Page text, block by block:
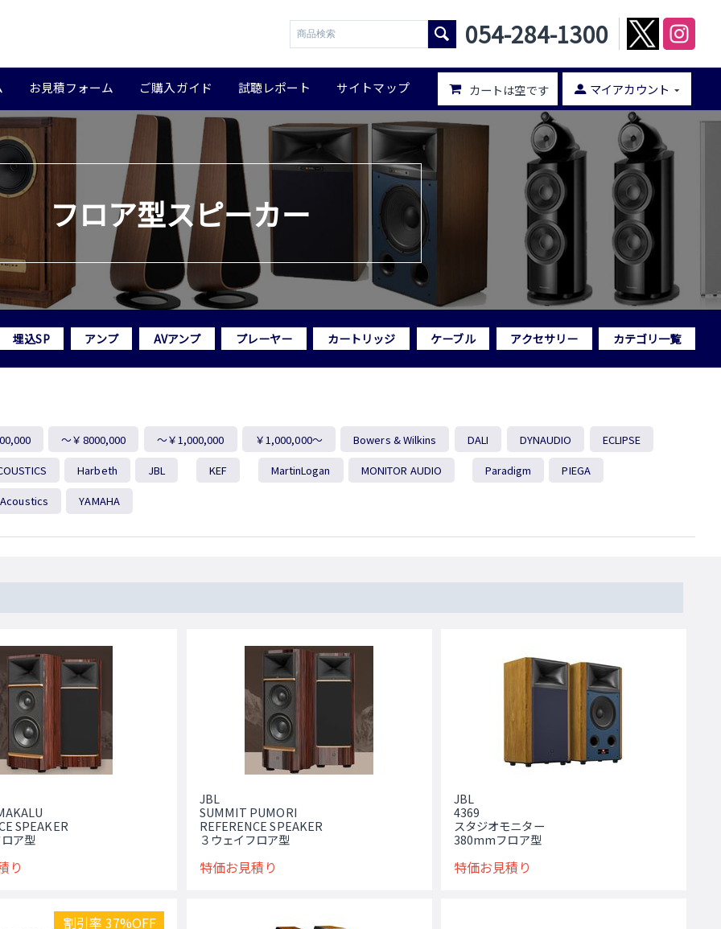
054-284-1300
お見積フォーム ご購入ガイド 試聴レポート サイトマップ カートは空です マイアカウント
フロア型スピーカー
埋込SP アンプ AVアンプ プレーヤー カートリッジ ケーブル アクセサリー カテゴリ一覧
～￥8000,000 ～￥1,000,000 ￥1,000,000～ Bowers & Wilkins DALI DYNAUDIO ECLIPSE
Harbeth JBL KEF MartinLogan MONITOR AUDIO Paradigm PIEGA
YAMAHA
SPEAKER
ア型
り
JBL
SUMMIT PUMORI
REFERENCE SPEAKER
３ウェイフロア型
特価お見積り
JBL
4369
スタジオモニター
380mmフロア型
特価お見積り
割引率 37%OFF